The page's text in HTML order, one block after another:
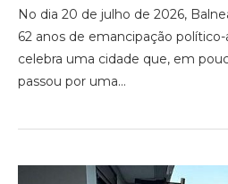
No dia 20 de julho de 2026,
62 anos de emancipação
celebra uma cidade que, em
passou por uma…